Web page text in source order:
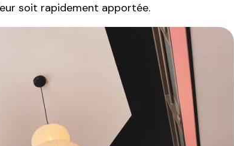
soit rapidement apportée.